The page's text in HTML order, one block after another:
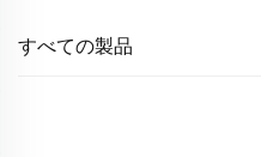
すべての製品